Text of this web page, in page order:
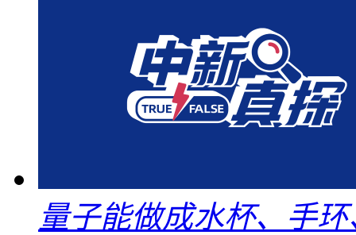
量子能做成水杯、手